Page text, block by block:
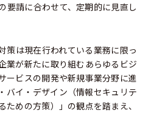
要請に合わせて、定期的に見直し
は現在行われている業務に限っ
業が新たに取り組むあらゆるビジ
ービスの開発や新規事業分野に進
バイ・デザイン（情報セキュリテ
めの方策）」の観点を踏まえ、